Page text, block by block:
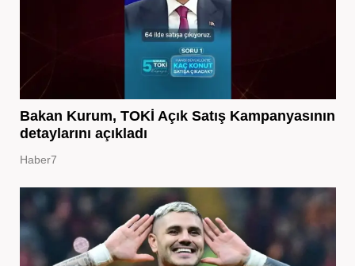
Bakan Kurum, TOKİ Açık Satış Kampanyasının
detaylarını açıkladı
Haber7